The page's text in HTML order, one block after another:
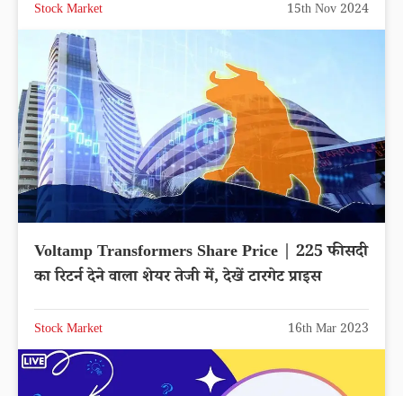
Stock Market 15th Nov 2024
Voltamp Transformers Share Price | 225 फीसदी
का रिटर्न देने वाला शेयर तेजी में, देखें टारगेट प्राइस
Stock Market 16th Mar 2023